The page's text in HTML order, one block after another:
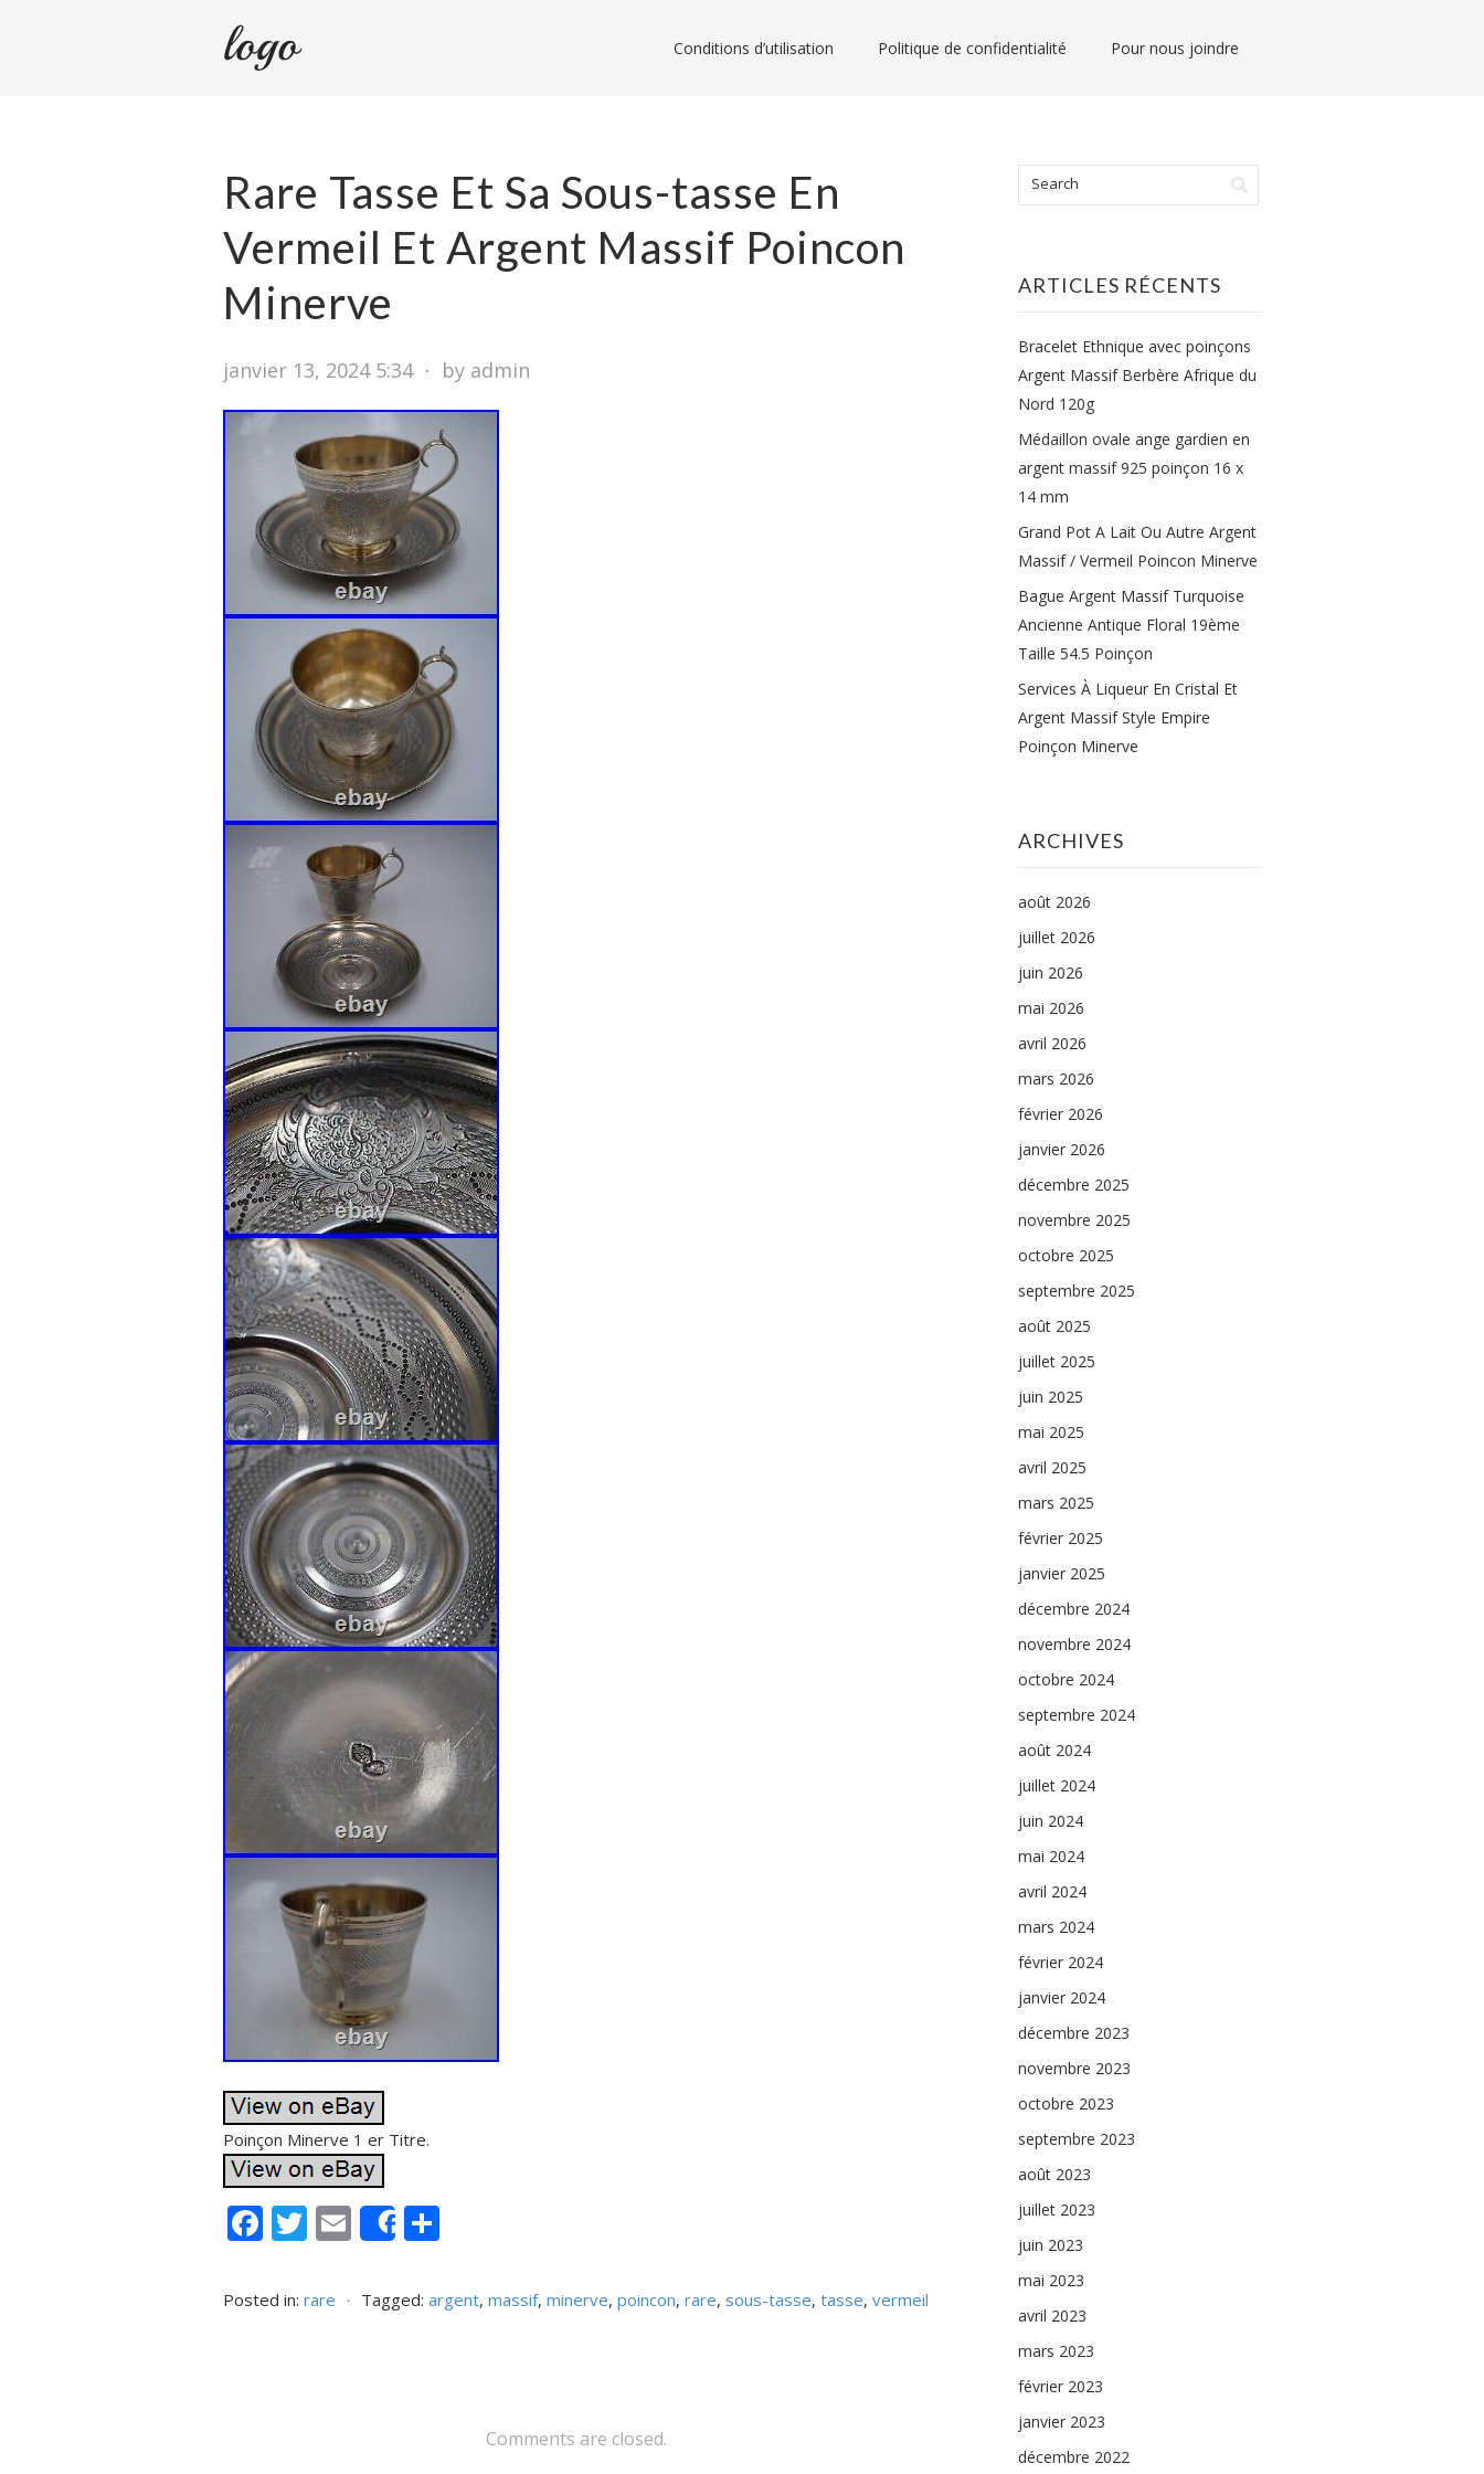
Conditions d’utilisation Politique de confidentialité Pour nous joindre
Rare Tasse Et Sa Sous-tasse En
Vermeil Et Argent Massif Poincon
Minerve
janvier 13, 2024 5:34 ⋅ by admin
Poinçon Minerve 1 er Titre.
F
e
T
itt
E
ai
Share
ta
Posted in: rare ⋅ Tagged: argent, massif, minerve, poincon, rare, sous-tasse, tasse, vermeil
Comments are closed.
ARTICLES RÉCENTS
Bracelet Ethnique avec poinçons
Argent Massif Berbère Afrique du
Nord 120g
Médaillon ovale ange gardien en
argent massif 925 poinçon 16 x
14 mm
Grand Pot A Lait Ou Autre Argent
Massif / Vermeil Poincon Minerve
Bague Argent Massif Turquoise
Ancienne Antique Floral 19ème
Taille 54.5 Poinçon
Services À Liqueur En Cristal Et
Argent Massif Style Empire
Poinçon Minerve
ARCHIVES
août 2026
juillet 2026
juin 2026
mai 2026
avril 2026
mars 2026
février 2026
janvier 2026
décembre 2025
novembre 2025
octobre 2025
septembre 2025
août 2025
juillet 2025
juin 2025
mai 2025
avril 2025
mars 2025
février 2025
janvier 2025
décembre 2024
novembre 2024
octobre 2024
septembre 2024
août 2024
juillet 2024
juin 2024
mai 2024
avril 2024
mars 2024
février 2024
janvier 2024
décembre 2023
novembre 2023
octobre 2023
septembre 2023
août 2023
juillet 2023
juin 2023
mai 2023
avril 2023
mars 2023
février 2023
janvier 2023
décembre 2022